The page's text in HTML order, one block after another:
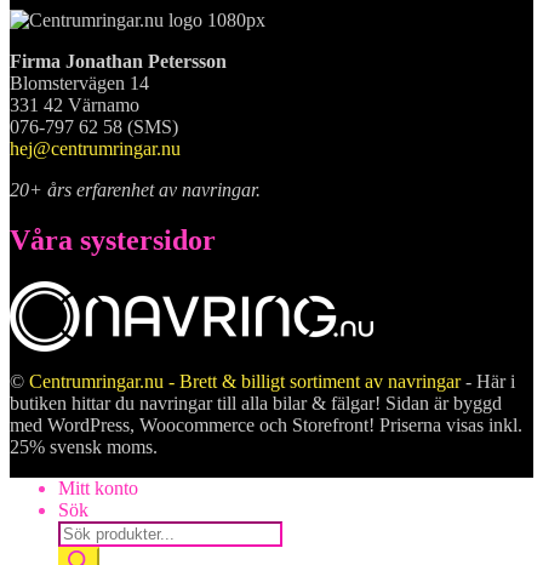
Firma Jonathan Petersson
Blomstervägen 14
331 42 Värnamo
076-797 62 58 (SMS)
hej@centrumringar.nu
20+ års erfarenhet av navringar.
Våra systersidor
© Centrumringar.nu - Brett & billigt sortiment av navringar- Här i
butiken hittar du navringar till alla bilar & fälgar! Sidan är byggd
med WordPress, Woocommerce och Storefront! Priserna visas inkl.
25% svensk moms.
Mitt konto
Sök
Products
search